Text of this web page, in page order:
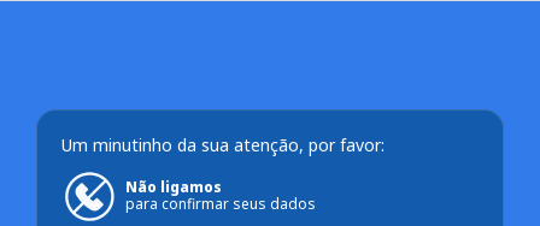
Um minutinho da sua atenção, por favor:
Não ligamos
para confirmar seus dados